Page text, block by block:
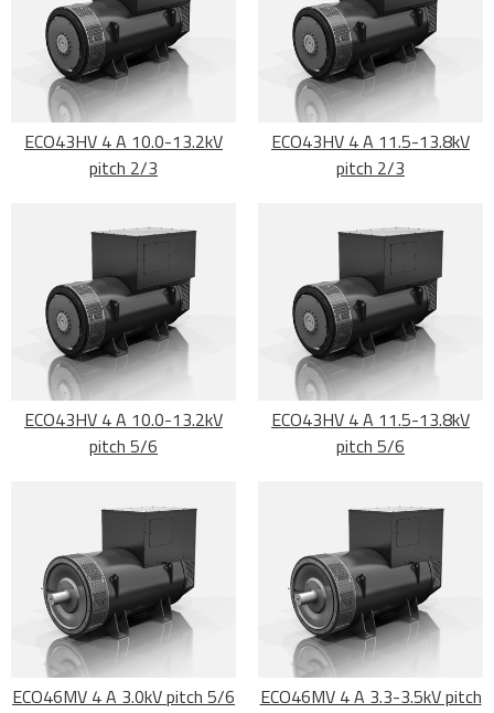
ECO43HV 4 A 10.0-13.2kV
pitch 2/3
ECO43HV 4 A 11.5-13.8kV
pitch 2/3
ECO43HV 4 A 10.0-13.2kV
pitch 5/6
ECO43HV 4 A 11.5-13.8kV
pitch 5/6
ECO46MV 4 A 3.0kV pitch 5/6
ECO46MV 4 A 3.3-3.5kV pitch